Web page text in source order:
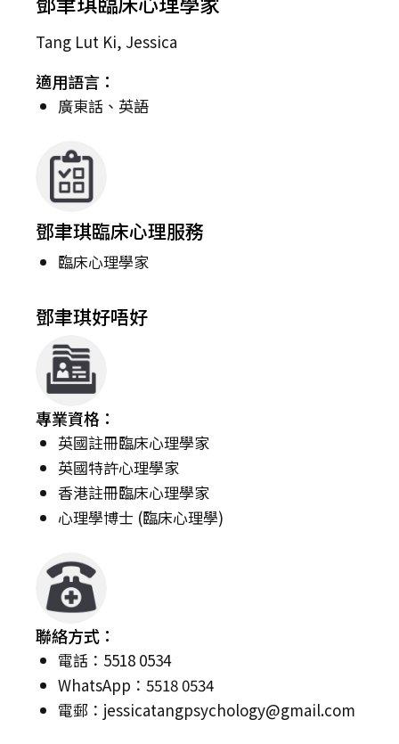
Tang Lut Ki, Jessica
適用語言：
廣東話、英語
鄧聿琪臨床心理服務
臨床心理學家
鄧聿琪好唔好
專業資格：
英國註冊臨床心理學家
英國特許心理學家
香港註冊臨床心理學家
心理學博士 (臨床心理學)
聯絡方式：
電話：5518 0534
WhatsApp：5518 0534
電郵： jessicatangpsychology@gmail.com